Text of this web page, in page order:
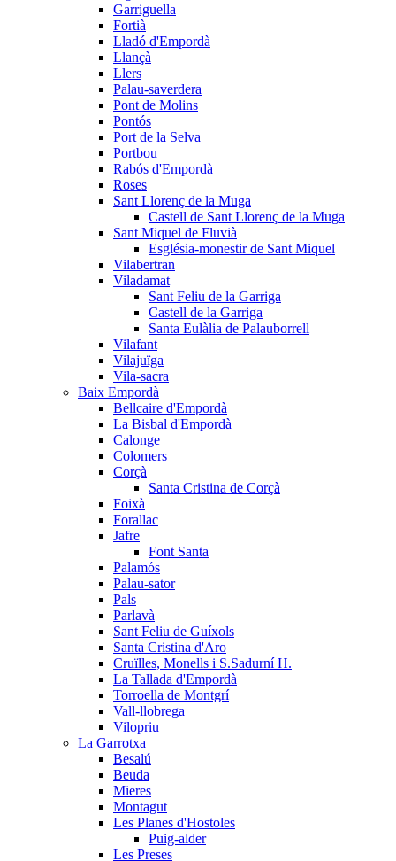
Garriguella
Fortià
Lladó d'Empordà
Llançà
Llers
Palau-saverdera
Pont de Molins
Pontós
Port de la Selva
Portbou
Rabós d'Empordà
Roses
Sant Llorenç de la Muga
Castell de Sant Llorenç de la Muga
Sant Miquel de Fluvià
Església-monestir de Sant Miquel
Vilabertran
Viladamat
Sant Feliu de la Garriga
Castell de la Garriga
Santa Eulàlia de Palauborrell
Vilafant
Vilajuïga
Vila-sacra
Baix Empordà
Bellcaire d'Empordà
La Bisbal d'Empordà
Calonge
Colomers
Corçà
Santa Cristina de Corçà
Foixà
Forallac
Jafre
Font Santa
Palamós
Palau-sator
Pals
Parlavà
Sant Feliu de Guíxols
Santa Cristina d'Aro
Cruïlles, Monells i S.Sadurní H.
La Tallada d'Empordà
Torroella de Montgrí
Vall-llobrega
Vilopriu
La Garrotxa
Besalú
Beuda
Mieres
Montagut
Les Planes d'Hostoles
Puig-alder
Les Preses